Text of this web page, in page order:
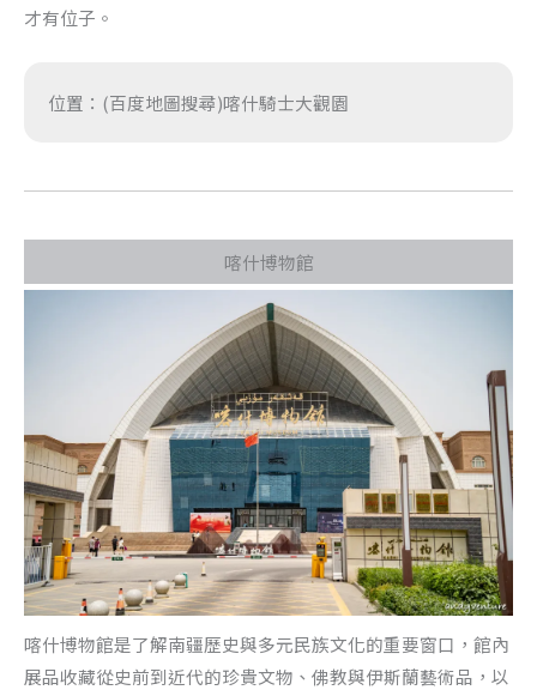
才有位子。
位置：(百度地圖搜尋)喀什騎士大觀園
喀什博物館
喀什博物館是了解南疆歷史與多元民族文化的重要窗口，館內
展品收藏從史前到近代的珍貴文物、佛教與伊斯蘭藝術品，以